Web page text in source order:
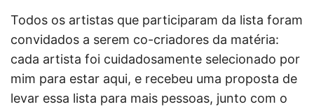
Todos os artistas que participaram da lista foram
convidados a serem co-criadores da matéria:
cada artista foi cuidadosamente selecionado por
mim para estar aqui, e recebeu uma proposta de
levar essa lista para mais pessoas, junto com o